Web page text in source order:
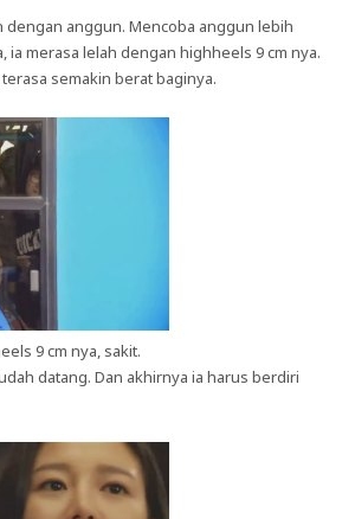
dengan anggun. Mencoba anggun lebih
merasa lelah dengan highheels 9 cm nya.
semakin berat baginya.
9 cm nya, sakit.
datang. Dan akhirnya ia harus berdiri